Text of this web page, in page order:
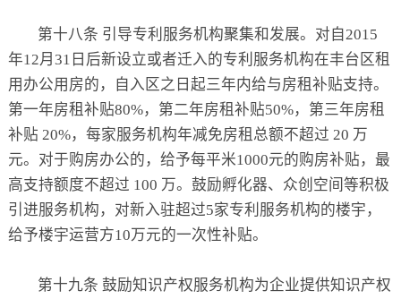
第十八条 引导专利服务机构聚集和发展。对自2015
年12月31日后新设立或者迁入的专利服务机构在丰台区租
用办公用房的，自入区之日起三年内给与房租补贴支持。
第一年房租补贴80%，第二年房租补贴50%，第三年房租
补贴 20%，每家服务机构年减免房租总额不超过 20 万
元。对于购房办公的，给予每平米1000元的购房补贴，最
高支持额度不超过 100 万。鼓励孵化器、众创空间等积极
引进服务机构，对新入驻超过5家专利服务机构的楼宇，
给予楼宇运营方10万元的一次性补贴。
第十九条 鼓励知识产权服务机构为企业提供知识产权